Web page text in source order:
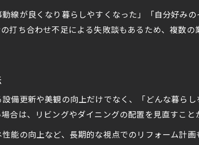
線が良くなり暮らしやすくなった」「自分好み
打ち合わせ不足による失敗談もあるため、複数
備更新や美観の向上だけでなく、「どんな暮ら
合は、リビングやダイニングの配置を見直すこと
能の向上など、長期的な視点でのリフォーム計